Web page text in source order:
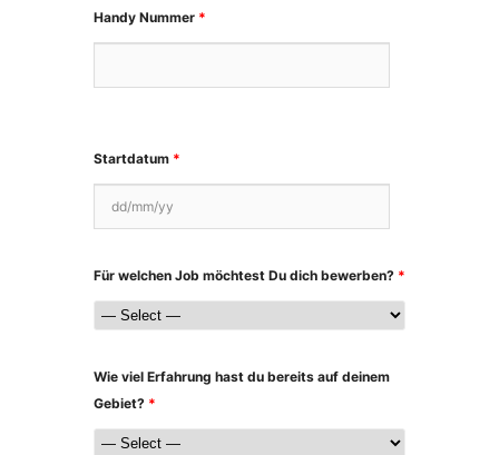
Handy Nummer *
Startdatum *
Für welchen Job möchtest Du dich bewerben? *
Wie viel Erfahrung hast du bereits auf deinem
Gebiet? *